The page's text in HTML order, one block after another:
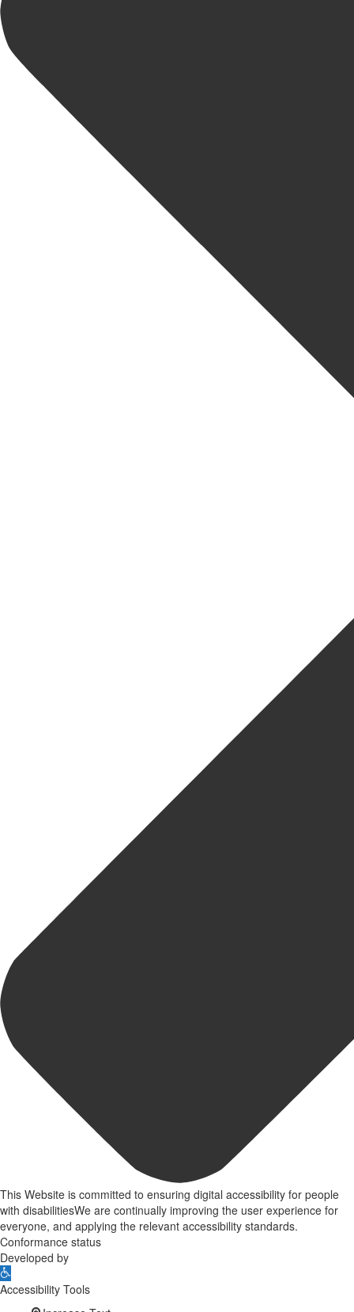
This Website is committed to ensuring digital accessibility for people
with disabilitiesWe are continually improving the user experience for
everyone, and applying the relevant accessibility standards.
Conformance status
Developed by
Open
toolbar
Accessibility Tools